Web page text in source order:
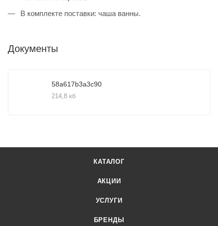
В комплекте поставки: чаша ванны.
Документы
58a617b3a3c90
214,8 кб
КАТАЛОГ
АКЦИИ
УСЛУГИ
БРЕНДЫ